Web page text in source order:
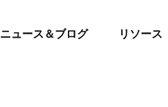
ニュース＆ブログ リソース